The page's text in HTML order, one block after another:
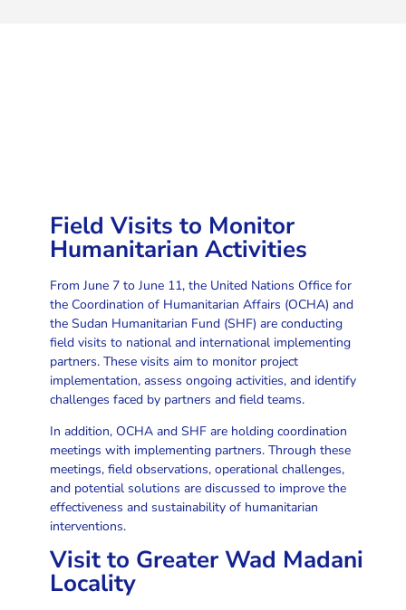
Field Visits to Monitor
Humanitarian Activities
From June 7 to June 11, the United Nations Office for
the Coordination of Humanitarian Affairs (OCHA) and
the Sudan Humanitarian Fund (SHF) are conducting
field visits to national and international implementing
partners. These visits aim to monitor project
implementation, assess ongoing activities, and identify
challenges faced by partners and field teams.
In addition, OCHA and SHF are holding coordination
meetings with implementing partners. Through these
meetings, field observations, operational challenges,
and potential solutions are discussed to improve the
effectiveness and sustainability of humanitarian
interventions.
Visit to Greater Wad Madani
Locality